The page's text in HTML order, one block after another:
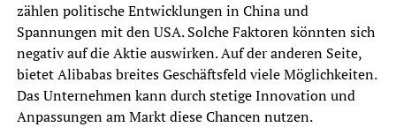
zählen politische Entwicklungen in China und
Spannungen mit den USA. Solche Faktoren könnten sich
negativ auf die Aktie auswirken. Auf der anderen Seite,
bietet Alibabas breites Geschäftsfeld viele Möglichkeiten.
Das Unternehmen kann durch stetige Innovation und
Anpassungen am Markt diese Chancen nutzen.